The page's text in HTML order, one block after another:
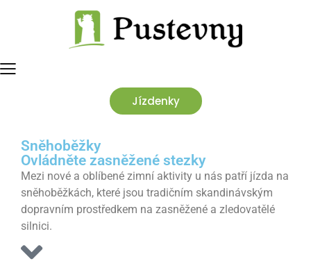
Jízdenky
Sněhoběžky
Ovládněte zasněžené stezky
Mezi nové a oblíbené zimní aktivity u nás patří jízda na
sněhoběžkách, které jsou tradičním skandinávským
dopravním prostředkem na zasněžené a zledovatělé
silnici.